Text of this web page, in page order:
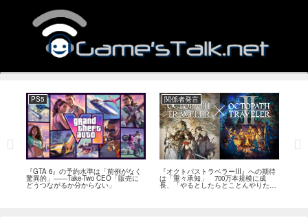
PS5
『GTA 6』の予約水準は「前例がなく
驚異的」――Take-Two CEO「販売に
どうつながるか分からない」
関係者発言
『オクトパストラベラーIII』への期待
は「重々承知」 700万本規模に成
長、「やるとしたらとことんやりた
い」と浅野智也氏